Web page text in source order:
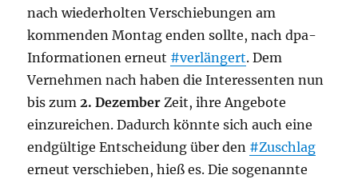
nach wiederholten Verschiebungen am
kommenden Montag enden sollte, nach dpa-
Informationen erneut #verlängert. Dem
Vernehmen nach haben die Interessenten nun
bis zum2. DezemberZeit, ihre Angebote
einzureichen. Dadurch könnte sich auch eine
endgültige Entscheidung über den #Zuschlag
erneut verschieben, hieß es. Die sogenannte